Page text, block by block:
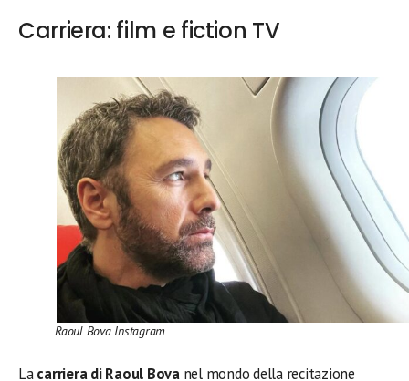
Carriera: film e fiction TV
Raoul Bova Instagram
Lacarriera di Raoul Bovanel mondo della recitazione